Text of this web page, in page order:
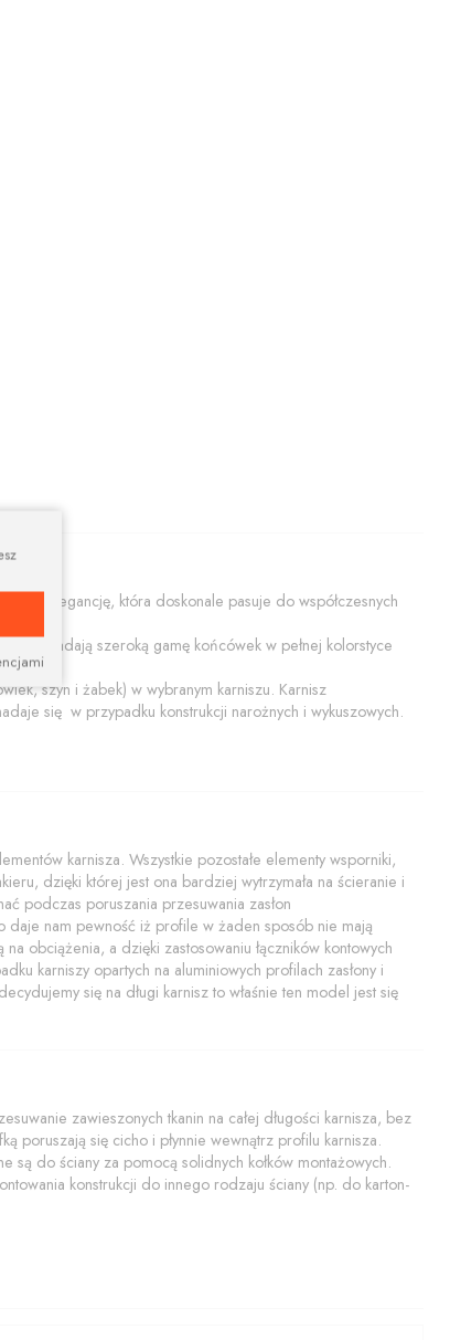
i elegancję, która doskonale pasuje do współczesnych
Posiadają szeroką gamę końcówek w pełnej kolorstyce
szyn i żabek) w wybranym karniszu. Karnisz
się w przypadku konstrukcji narożnych i wykuszowych.
karnisza. Wszystkie pozostałe elementy wsporniki,
dzięki której jest ona bardziej wytrzymała na ścieranie i
podczas poruszania przesuwania zasłon
daje nam pewność iż profile w żaden sposób nie mają
obciążenia, a dzięki zastosowaniu łączników kontowych
karniszy opartych na aluminiowych profilach zasłony i
się na długi karnisz to właśnie ten model jest się
zawieszonych tkanin na całej długości karnisza, bez
poruszają się cicho i płynnie wewnątrz profilu karnisza.
są do ściany za pomocą solidnych kołków montażowych.
konstrukcji do innego rodzaju ściany (np. do karton-